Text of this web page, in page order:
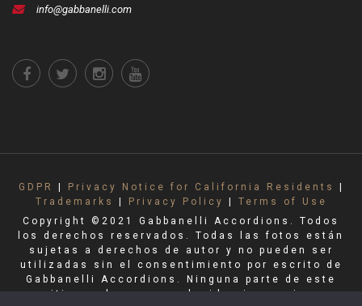
info@gabbanelli.com
GDPR Privacy Notice for California Residents
Trademarks
Privacy Policy
Terms of Use
Copyright ©2021 Gabbanelli Accordions. Todos
los derechos reservados. Todas las fotos están
sujetas a derechos de autor y no pueden ser
utilizadas sin el consentimiento por escrito de
Gabbanelli Accordions. Ninguna parte de este
sitio puede ser reproducida sin permiso.